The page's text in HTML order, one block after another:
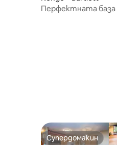
Перфектната база
Супердомакин
Супердомакин